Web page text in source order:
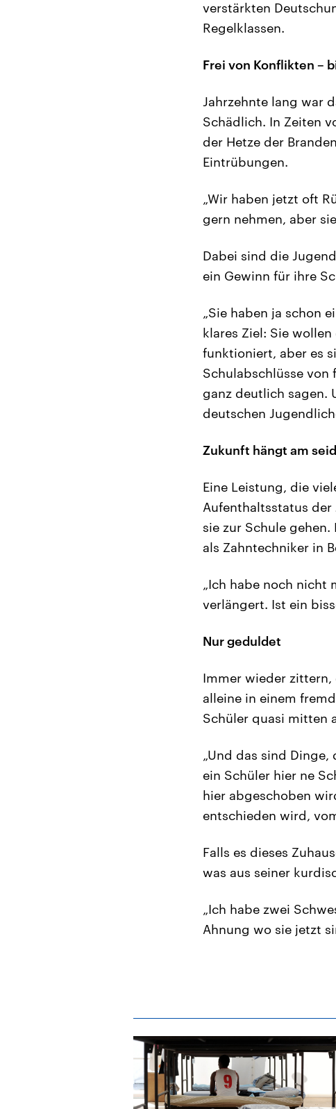
verstärkten
Regelklassen.
Frei von Konflikten –
Jahrzehnte lang war
Schädlich. In Zeiten
der Hetze der
Eintrübungen.
„Wir haben jetzt oft
gern nehmen, aber
Dabei sind die
ein Gewinn für ihre
„Sie haben ja schon
klares Ziel: Sie
funktioniert, aber es
Schulabschlüsse
ganz deutlich sagen.
deutschen
Zukunft hängt am
Eine Leistung, die
Aufenthaltsstatus
sie zur Schule
als Zahntechniker in
„Ich habe noch nicht
verlängert. Ist ein
Nur geduldet
Immer wieder
alleine in einem
Schüler quasi mitten
„Und das sind
ein Schüler hier ne
hier abgeschoben
entschieden wird,
Falls es dieses
was aus seiner
„Ich habe zwei
Ahnung wo sie jetzt